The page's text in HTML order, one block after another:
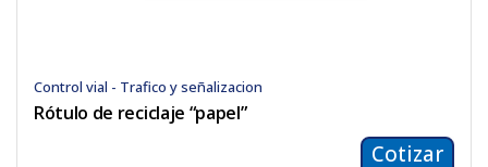
Control vial - Trafico y señalizacion
Rótulo de reciclaje “papel”
Cotizar